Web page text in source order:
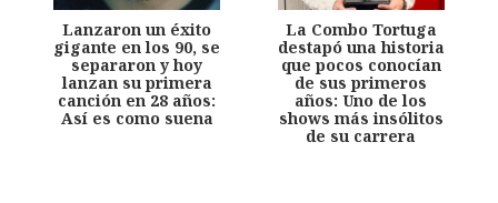
Lanzaron un éxito
gigante en los 90, se
separaron y hoy
lanzan su primera
canción en 28 años:
Así es como suena
La Combo Tortuga
destapó una historia
que pocos conocían
de sus primeros
años: Uno de los
shows más insólitos
de su carrera